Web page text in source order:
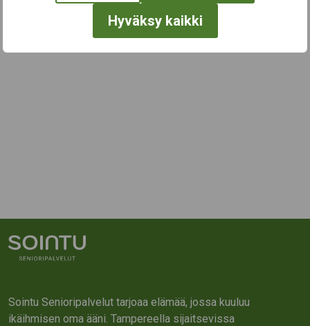
Hyväksy kaikki
Sointu Senioripalvelut tarjoaa elämää, jossa kuuluu
ikäihmisen oma ääni. Tampereella sijaitsevissa